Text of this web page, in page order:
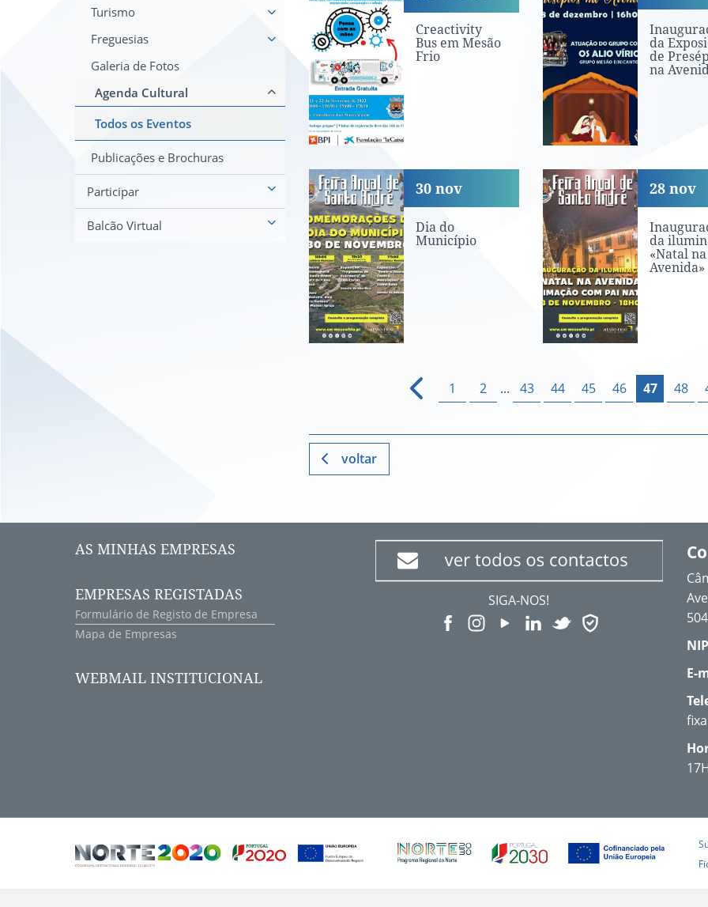
Turismo
Freguesias
Galeria de Fotos
Agenda Cultural
Todos os Eventos
Publicações e Brochuras
Participar
Balcão Virtual
Creactivity
Bus em Mesão
Frio
da
de
na
Dia do Município
Dia do
Município
30 nov Inauguração
da
«Natal na
Avenida»
28 nov
1 2 ... 43 44 45 46 47 48
voltar
AS MINHAS EMPRESAS
EMPRESAS REGISTADAS
Formulário de Registo de Empresa
Mapa de Empresas
WEBMAIL INSTITUCIONAL
SIGA-NOS!
E-